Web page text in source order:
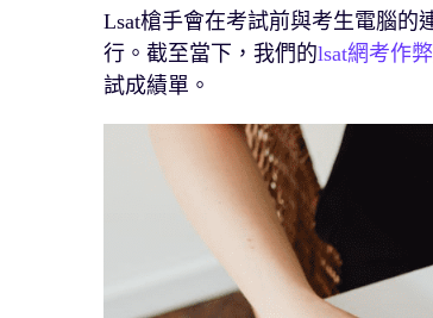
Lsat槍手會在考試前與考生電腦的
行。截至當下，我們的lsat網考作弊
試成績單。